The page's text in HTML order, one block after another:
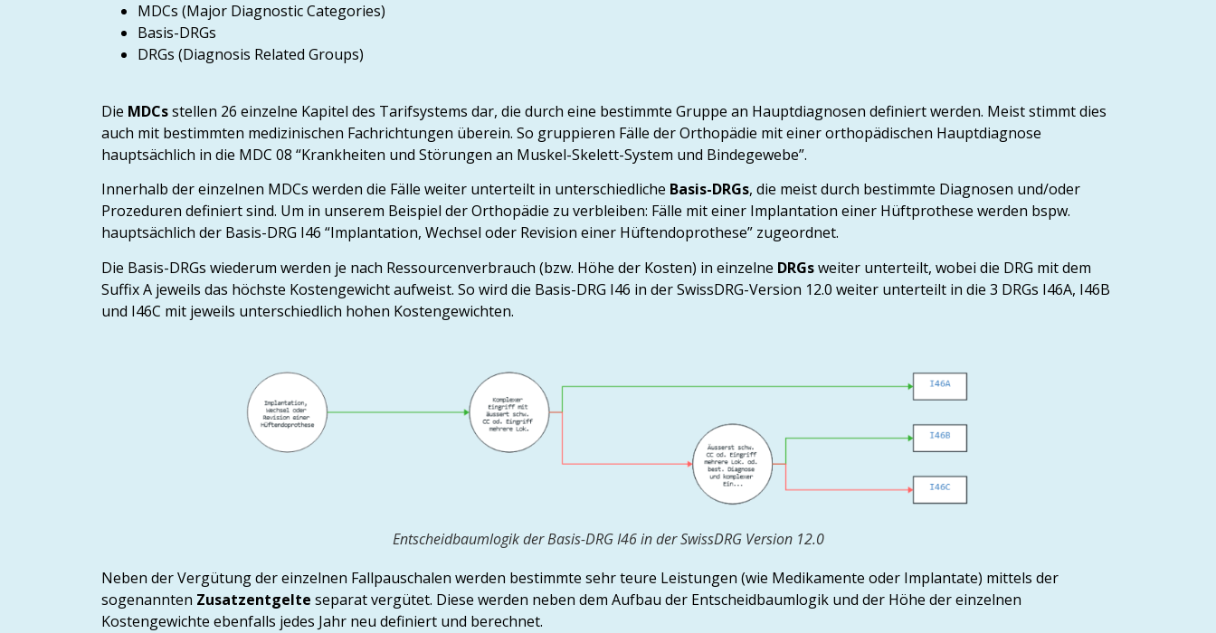
MDCs (Major Diagnostic Categories)
Basis-DRGs
DRGs (Diagnosis Related Groups)
Die MDCsstellen 26 einzelne Kapitel des Tarifsystems dar, die durch eine bestimmte Gruppe an Hauptdiagnosen definiert werden. Meist stimmt dies
auch mit bestimmten medizinischen Fachrichtungen überein. So gruppieren Fälle der Orthopädie mit einer orthopädischen Hauptdiagnose
hauptsächlich in die MDC 08 “Krankheiten und Störungen an Muskel-Skelett-System und Bindegewebe”.
Innerhalb der einzelnen MDCs werden die Fälle weiter unterteilt in unterschiedliche Basis-DRGs, die meist durch bestimmte Diagnosen und/oder
Prozeduren definiert sind. Um in unserem Beispiel der Orthopädie zu verbleiben: Fälle mit einer Implantation einer Hüftprothese werden bspw.
hauptsächlich der Basis-DRG I46 “Implantation, Wechsel oder Revision einer Hüftendoprothese” zugeordnet.
Die Basis-DRGs wiederum werden je nach Ressourcenverbrauch (bzw. Höhe der Kosten) in einzelne DRGsweiter unterteilt, wobei die DRG mit dem
Suffix A jeweils das höchste Kostengewicht aufweist. So wird die Basis-DRG I46 in der SwissDRG-Version 12.0 weiter unterteilt in die 3 DRGs I46A, I46B
und I46C mit jeweils unterschiedlich hohen Kostengewichten.
Entscheidbaumlogik der Basis-DRG I46 in der SwissDRG Version 12.0
Neben der Vergütung der einzelnen Fallpauschalen werden bestimmte sehr teure Leistungen (wie Medikamente oder Implantate) mittels der
sogenannten Zusatzentgelte separat vergütet. Diese werden neben dem Aufbau der Entscheidbaumlogik und der Höhe der einzelnen
Kostengewichte ebenfalls jedes Jahr neu definiert und berechnet.